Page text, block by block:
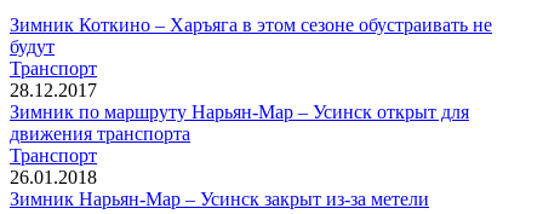
Зимник Коткино – Харъяга в этом сезоне обустраивать не
будут
Транспорт
28.12.2017
Зимник по маршруту Нарьян-Мар – Усинск открыт для
движения транспорта
Транспорт
26.01.2018
Зимник Нарьян-Мар – Усинск закрыт из-за метели